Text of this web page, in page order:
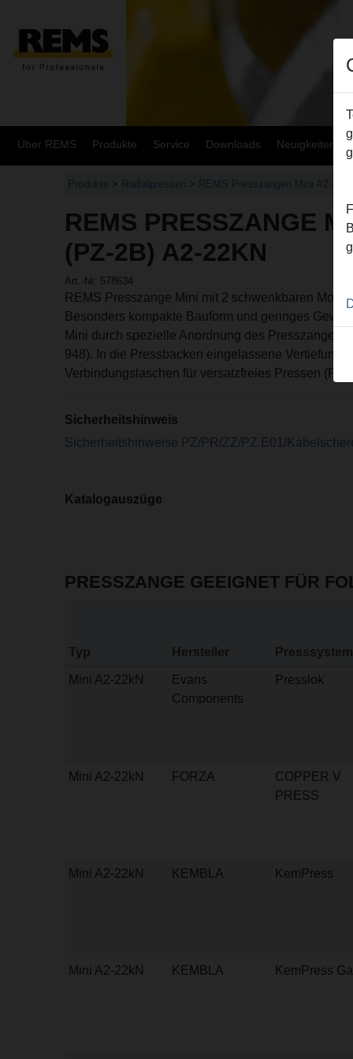
Über REMS Produkte Service Downloads Neuigkeiten
Produkte > Radialpressen > REMS Presszangen Mini A2-
REMS PRESSZANGE
(PZ-2B) A2-22KN
Art.-Nr. 578634
REMS Presszange Mini mit 2 schwenkbaren
Besonders kompakte Bauform und geringes
Mini durch spezielle Anordnung des
948). In die Pressbacken eingelassene
Verbindungslaschen für versatzfreies Pressen
Sicherheitshinweis
Sicherheitshinweise PZ/PR/ZZ/PZ E01/
Katalogauszüge
PRESSZANGE GEEIGNET FÜR
Typ Hersteller Presssystem
Mini A2-22kN
Evans
Components
Presslok
Mini A2-22kN FORZA
COPPER V
PRESS
Mini A2-22kN KEMBLA KemPress
Mini A2-22kN KEMBLA KemPress